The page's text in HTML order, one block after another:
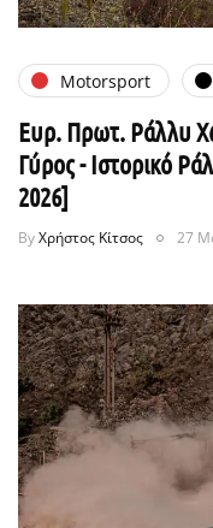
Motorsport
Ευρ. Πρωτ. Ράλλυ
Γύρος - Ιστορικό
2026]
ByΧρήστος Κίτσος 27